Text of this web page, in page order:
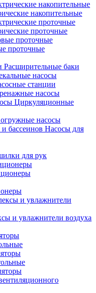
накопительные
проточные
проточные
Расширительные баки
насосы
станции
насосы
Циркуляционные
насосы
Насосы для
для рук
и увлажнители воздуха